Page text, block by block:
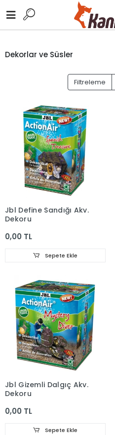
Dekorlar ve Süsler
Filtreleme
Jbl Define Sandığı Akv.
Dekoru
0,00 TL
Sepete Ekle
Jbl Gizemli Dalgıç Akv.
Dekoru
0,00 TL
Sepete Ekle